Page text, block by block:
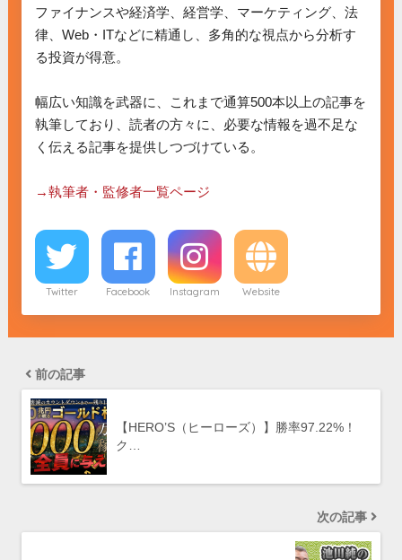
ファイナンスや経済学、経営学、マーケティング、法
律、Web・ITなどに精通し、多角的な視点から分析す
る投資が得意。
幅広い知識を武器に、これまで通算500本以上の記事を
執筆しており、読者の方々に、必要な情報を過不足な
く伝える記事を提供しつづけている。
→執筆者・監修者一覧ページ
Twitter Facebook Instagram Website
前の記事
【HERO’S（ヒーローズ）】勝率97.22%！
ク…
次の記事